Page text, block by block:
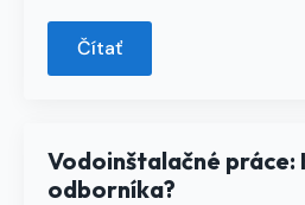
Čítať
Vodoinštalačné
odborníka?